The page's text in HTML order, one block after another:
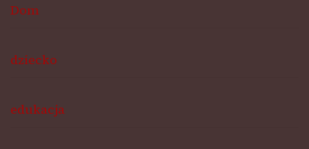
Dom
dziecko
edukacja